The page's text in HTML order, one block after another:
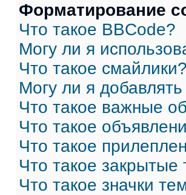
Форматирование
Что такое BBCode?
Могу ли я
Что такое смайлики?
Могу ли я
Что такое важные
Что такое
Что такое
Что такое закрытые
Что такое значки